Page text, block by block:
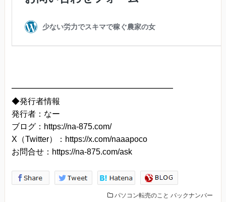
━━━━━━━━━━━━━━━━━━━━
◆発行者情報
発行者：なー
ブログ：https://na-875.com/
X（Twitter）：https://x.com/naaapoco
お問合せ：https://na-875.com/ask
パソコン転売のこと バックナンバー